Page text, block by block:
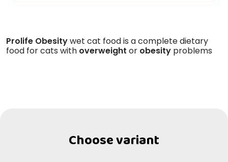
Prolife Obesitywet cat food is a complete dietary
food for cats with overweight or obesity problems
Choose variant